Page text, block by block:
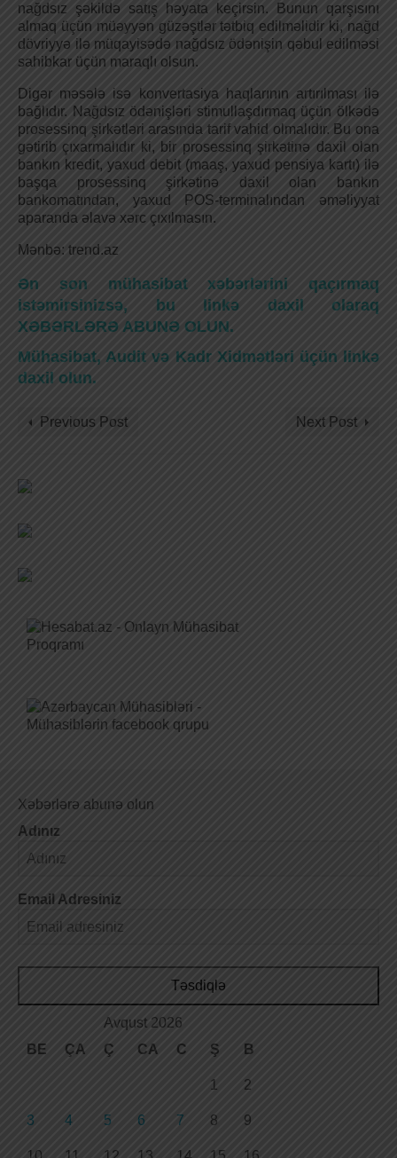
nağdsız şəkildə satış həyata keçirsin. Bunun qarşısını
almaq üçün müəyyən güzəştlər tətbiq edilməlidir ki, nağd
dövriyyə ilə müqayisədə nağdsız ödənişin qəbul edilməsi
sahibkar üçün maraqlı olsun.
Digər məsələ isə konvertasiya haqlarının artırılması ilə
bağlıdır. Nağdsız ödənişləri stimullaşdırmaq üçün ölkədə
prosessinq şirkətləri arasında tarif vahid olmalıdır. Bu ona
gətirib çıxarmalıdır ki, bir prosessinq şirkətinə daxil olan
bankın kredit, yaxud debit (maaş, yaxud pensiya kartı) ilə
başqa prosessinq şirkətinə daxil olan bankın
bankomatından, yaxud POS-terminalından əməliyyat
aparanda əlavə xərc çıxılmasın.
Mənbə: trend.az
Ən son mühasibat xəbərlərini qaçırmaq
istəmirsinizsə, bu linkə daxil olaraq
XƏBƏRLƏRƏ ABUNƏ OLUN.
Mühasibat, Audit və Kadr Xidmətləri üçün linkə
daxil olun.
Previous Post Next Post
Xəbərlərə abunə olun
Adınız
Email Adresiniz
Təsdiqlə
Avqust 2026
BE
ÇA Ç CA C Ş B
1 2
3 4 5 6 7 8 9